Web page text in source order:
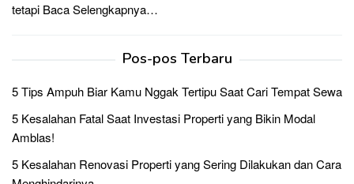
tetapi Baca Selengkapnya…
Pos-pos Terbaru
5 Tips Ampuh Biar Kamu Nggak Tertipu Saat Cari Tempat Sewa
5 Kesalahan Fatal Saat Investasi Properti yang Bikin Modal
Amblas!
5 Kesalahan Renovasi Properti yang Sering Dilakukan dan Cara